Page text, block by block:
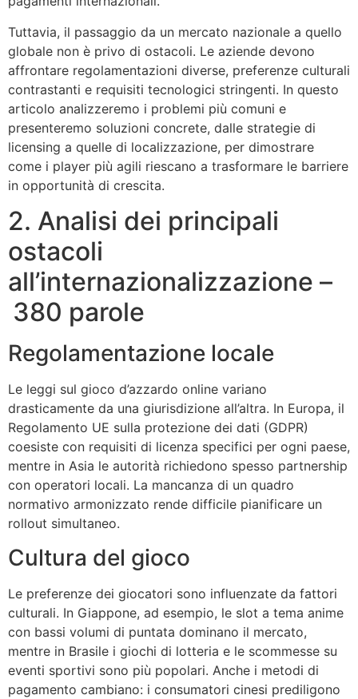
Tuttavia, il passaggio da un mercato nazionale a quello
globale non è privo di ostacoli. Le aziende devono
affrontare regolamentazioni diverse, preferenze culturali
contrastanti e requisiti tecnologici stringenti. In questo
articolo analizzeremo i problemi più comuni e
presenteremo soluzioni concrete, dalle strategie di
licensing a quelle di localizzazione, per dimostrare
come i player più agili riescano a trasformare le barriere
in opportunità di crescita.
2. Analisi dei principali
ostacoli
all’internazionalizzazione –
380 parole
Regolamentazione locale
Le leggi sul gioco d’azzardo online variano
drasticamente da una giurisdizione all’altra. In Europa, il
Regolamento UE sulla protezione dei dati (GDPR)
coesiste con requisiti di licenza specifici per ogni paese,
mentre in Asia le autorità richiedono spesso partnership
con operatori locali. La mancanza di un quadro
normativo armonizzato rende difficile pianificare un
rollout simultaneo.
Cultura del gioco
Le preferenze dei giocatori sono influenzate da fattori
culturali. In Giappone, ad esempio, le slot a tema anime
con bassi volumi di puntata dominano il mercato,
mentre in Brasile i giochi di lotteria e le scommesse su
eventi sportivi sono più popolari. Anche i metodi di
pagamento cambiano: i consumatori cinesi prediligono